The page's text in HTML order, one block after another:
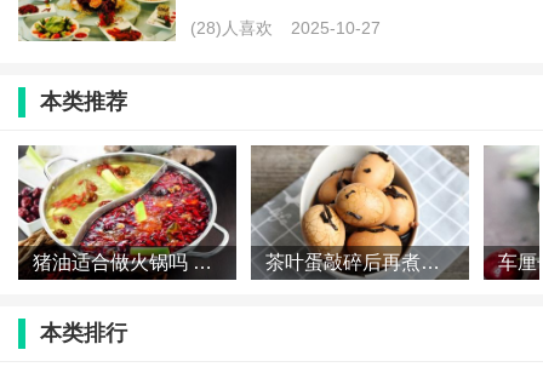
(692)人喜欢 2026-07-21
(28)人喜欢 2025-10-27
本类推荐
猪油适合做火锅吗 火锅为什么不用猪油 茶叶蛋敲碎后再煮几分钟 茶叶蛋敲碎之后再煮多久
本类排行